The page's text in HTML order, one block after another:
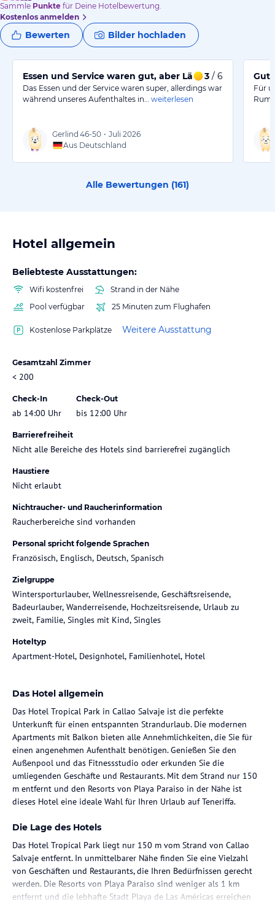
Sammle Punkte für Deine Hotelbewertung.
Kostenlos anmelden
Bewerten Bilder hochladen
Essen und Service waren gut, aber Lärm durch
3 / 6
Das Essen und der Service waren super, allerdings war
während unseres Aufenthaltes in…
weiterlesen
Gerlind 46-50 • Juli 2026
Aus Deutschland
Gut
Für
Alle Bewertungen (161)
Hotel allgemein
Beliebteste Ausstattungen:
Wifi kostenfrei
Strand in der Nähe
Pool verfügbar
25 Minuten zum Flughafen
Kostenlose Parkplätze Weitere Ausstattung
Gesamtzahl Zimmer
< 200
Check-In
ab 14:00 Uhr
Check-Out
bis 12:00 Uhr
Barrierefreiheit
Nicht alle Bereiche des Hotels sind barrierefrei zugänglich
Haustiere
Nicht erlaubt
Nichtraucher- und Raucherinformation
Raucherbereiche sind vorhanden
Personal spricht folgende Sprachen
Französisch, Englisch, Deutsch, Spanisch
Zielgruppe
Wintersporturlauber, Wellnessreisende, Geschäftsreisende,
Badeurlauber, Wanderreisende, Hochzeitsreisende, Urlaub zu
zweit, Familie, Singles mit Kind, Singles
Hoteltyp
Apartment-Hotel, Designhotel, Familienhotel, Hotel
Das Hotel allgemein
Das Hotel Tropical Park in Callao Salvaje ist die perfekte
Unterkunft für einen entspannten Strandurlaub. Die modernen
Apartments mit Balkon bieten alle Annehmlichkeiten, die Sie für
einen angenehmen Aufenthalt benötigen. Genießen Sie den
Außenpool und das Fitnessstudio oder erkunden Sie die
umliegenden Geschäfte und Restaurants. Mit dem Strand nur 150
m entfernt und den Resorts von Playa Paraiso in der Nähe ist
dieses Hotel eine ideale Wahl für Ihren Urlaub auf Teneriffa.
Die Lage des Hotels
Das Hotel Tropical Park liegt nur 150 m vom Strand von Callao
Salvaje entfernt. In unmittelbarer Nähe finden Sie eine Vielzahl
von Geschäften und Restaurants, die Ihren Bedürfnissen gerecht
werden. Die Resorts von Playa Paraiso sind weniger als 1 km
entfernt und die lebhafte Stadt Playa de Las Américas erreichen